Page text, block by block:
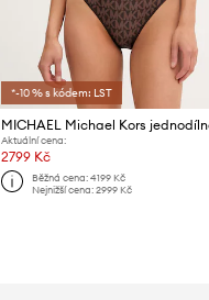
*-10 % s kódem: LST
Aktuální cena:
2799 Kč
Běžná cena: 4199 Kč
Nejnižší cena: 2999 Kč